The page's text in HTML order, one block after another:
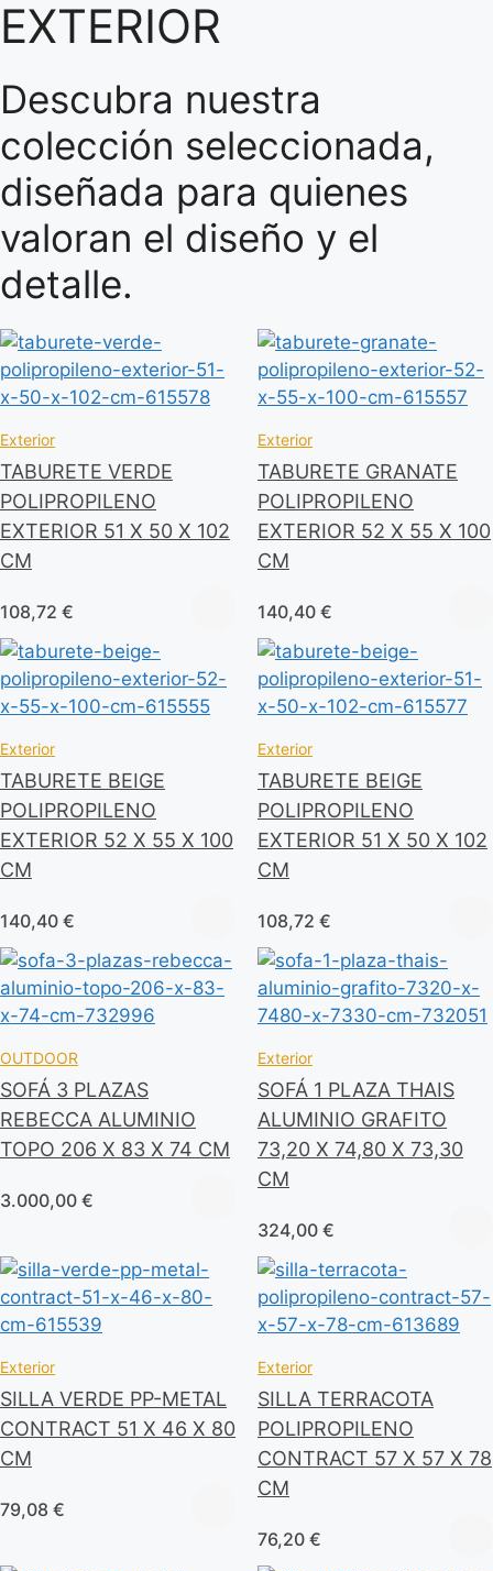
EXTERIOR
Descubra nuestra
colección seleccionada,
diseñada para quienes
valoran el diseño y el
detalle.
Exterior
TABURETE VERDE
POLIPROPILENO
EXTERIOR 51 X 50 X 102
CM
108,72 €
Exterior
TABURETE GRANATE
POLIPROPILENO
EXTERIOR 52 X 55 X 100
CM
140,40 €
Exterior
TABURETE BEIGE
POLIPROPILENO
EXTERIOR 52 X 55 X 100
CM
140,40 €
Exterior
TABURETE BEIGE
POLIPROPILENO
EXTERIOR 51 X 50 X 102
CM
108,72 €
OUTDOOR
SOFÁ 3 PLAZAS
REBECCA ALUMINIO
TOPO 206 X 83 X 74 CM
3.000,00 €
Exterior
SOFÁ 1 PLAZA THAIS
ALUMINIO GRAFITO
73,20 X 74,80 X 73,30
CM
324,00 €
Exterior
SILLA VERDE PP-METAL
CONTRACT 51 X 46 X 80
CM
79,08 €
Exterior
SILLA TERRACOTA
POLIPROPILENO
CONTRACT 57 X 57 X 78
CM
76,20 €